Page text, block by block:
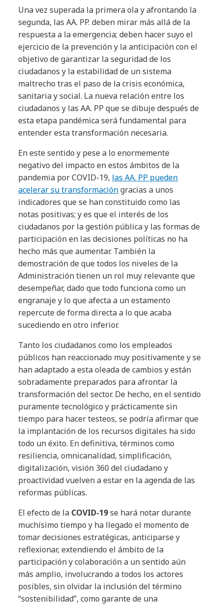
Una vez superada la primera ola y afrontando la
segunda, las AA. PP. deben mirar más allá de la
respuesta a la emergencia; deben hacer suyo el
ejercicio de la prevención y la anticipación con el
objetivo de garantizar la seguridad de los
ciudadanos y la estabilidad de un sistema
maltrecho tras el paso de la crisis económica,
sanitaria y social. La nueva relación entre los
ciudadanos y las AA. PP que se dibuje después de
esta etapa pandémica será fundamental para
entender esta transformación necesaria.
En este sentido y pese a lo enormemente
negativo del impacto en estos ámbitos de la
pandemia por COVID-19, las AA. PP pueden
acelerar su transformacióngracias a unos
indicadores que se han constituido como las
notas positivas; y es que el interés de los
ciudadanos por la gestión pública y las formas de
participación en las decisiones políticas no ha
hecho más que aumentar. También la
demostración de que todos los niveles de la
Administración tienen un rol muy relevante que
desempeñar, dado que todo funciona como un
engranaje y lo que afecta a un estamento
repercute de forma directa a lo que acaba
sucediendo en otro inferior.
Tanto los ciudadanos como los empleados
públicos han reaccionado muy positivamente y se
han adaptado a esta oleada de cambios y están
sobradamente preparados para afrontar la
transformación del sector. De hecho, en el sentido
puramente tecnológico y prácticamente sin
tiempo para hacer testeos, se podría afirmar que
la implantación de los recursos digitales ha sido
todo un éxito. En definitiva, términos como
resiliencia, omnicanalidad, simplificación,
digitalización, visión 360 del ciudadano y
proactividad vuelven a estar en la agenda de las
reformas públicas.
El efecto de la COVID-19se hará notar durante
muchísimo tiempo y ha llegado el momento de
tomar decisiones estratégicas, anticiparse y
reflexionar, extendiendo el ámbito de la
participación y colaboración a un sentido aún
más amplio, involucrando a todos los actores
posibles, sin olvidar la inclusión del término
“sostenibilidad”, como garante de una